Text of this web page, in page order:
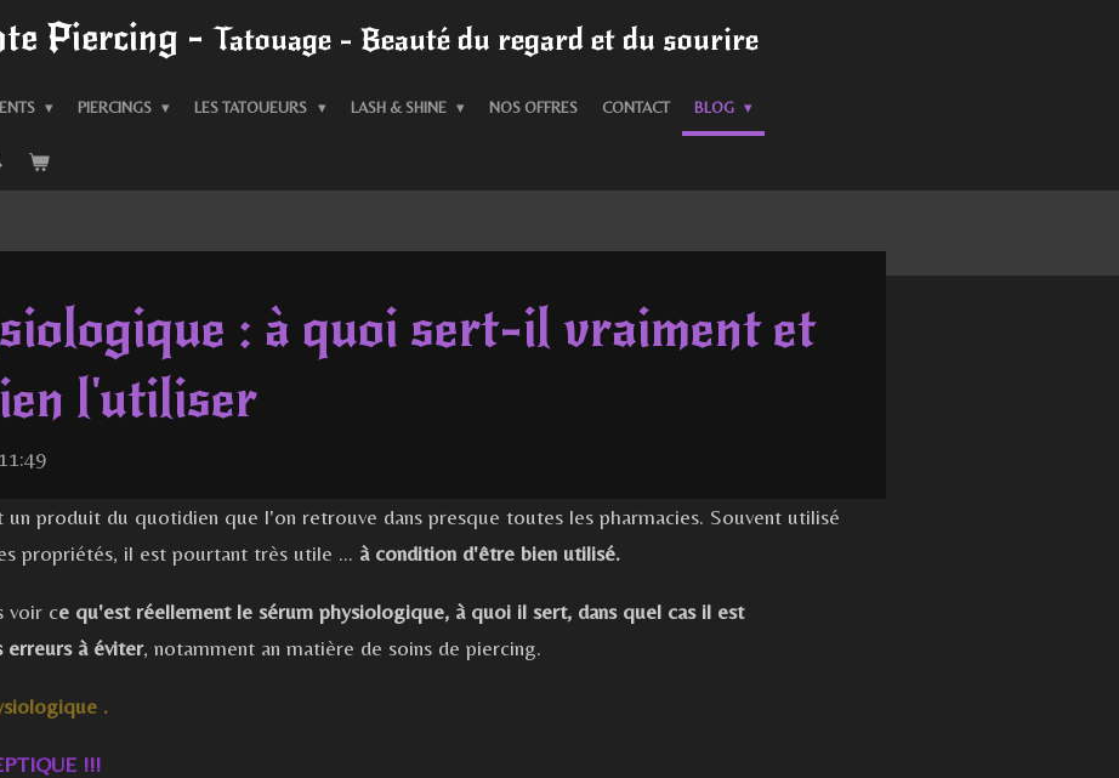
Piercing - Tatouage - Beauté du regard et du sourire
PIERCINGS LES TATOUEURS LASH & SHINE NOS OFFRES CONTACT BLOG
: à quoi sert-il vraiment et
l'utiliser
produit du quotidien que l'on retrouve dans presque toutes les pharmacies. Souvent utilisé
propriétés, il est pourtant très utile … à condition d'être bien utilisé.
voir ce qu'est réellement le sérum physiologique, à quoi il sert, dans quel cas il est
erreurs à éviter, notamment an matière de soins de piercing.
.
UE !!!